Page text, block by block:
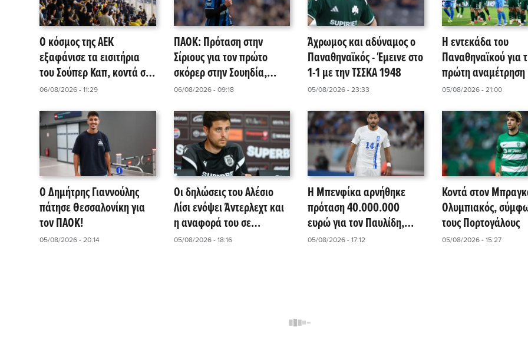
Ο κόσμος της ΑΕΚ
εξαφάνισε τα εισιτήρια
του Σούπερ Καπ, κοντά στο
sold out!
06/08/2026 - 11:29
ΠΑΟΚ: Πρόταση στην
Σίριους για τον πρώτο
σκόρερ στην Σουηδία,
Ρόμπι Ούρε (pic)
06/08/2026 - 09:18
Άχρωμος και αδύναμος ο
Παναθηναϊκός - Έμεινε στο
1-1 με την ΤΣΣΚΑ 1948
05/08/2026 - 23:33
Η εντεκάδα του
Παναθηναϊκού για
πρώτη αναμέτρηση
ΤΣΣΚΑ 1948!
05/08/2026 - 21:00
Ο Δημήτρης Γιαννούλης
πάτησε Θεσσαλονίκη για
τον ΠΑΟΚ!
05/08/2026 - 20:14
Οι δηλώσεις του Αλέσιο
Λίσι ενόψει Άντερλεχτ και
η αναφορά του σε
Γιαννούλη και Λουσέ!
05/08/2026 - 18:16
Η Μπενφίκα αρνήθηκε
πρόταση 40.000.000
ευρώ για τον Παυλίδη,
σύμφωνα με πορτογαλικά
05/08/2026 - 17:12
Κοντά στον
Ολυμπιακός,
τους Πορτογάλους
05/08/2026 - 15:27